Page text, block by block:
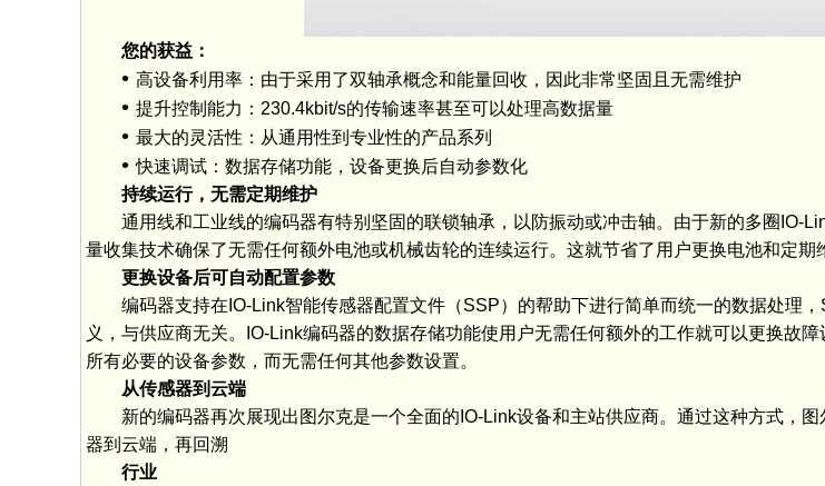
您的获益：
• 高设备利用率：由于采用了双轴承概念和能量回收，因此非常坚固且无需维护
• 提升控制能力：230.4kbit/s的传输速率甚至可以处理高数据量
• 最大的灵活性：从通用性到专业性的产品系列
•快速调试：数据存储功能，设备更换后自动参数化
持续运行，无需定期维护
通用线和工业线的编码器有特别坚固的联锁轴承，以防振动或冲击轴。由于新的多圈IO-
量收集技术确保了无需任何额外电池或机械齿轮的连续运行。这就节省了用户更换电池和定期
更换设备后可自动配置参数
编码器支持在IO-Link智能传感器配置文件（SSP）的帮助下进行简单而统一的数据处理
义，与供应商无关。IO-Link编码器的数据存储功能使用户无需任何额外的工作就可以更换故
所有必要的设备参数，而无需任何其他参数设置。
从传感器到云端
新的编码器再次展现出图尔克是一个全面的IO-Link设备和主站供应商。通过这种方式，
器到云端，再回溯
行业